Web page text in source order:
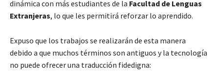
dinámica con más estudiantes de la Facultad de Lenguas
Extranjeras, lo que les permitirá reforzar lo aprendido.
Expuso que los trabajos se realizarán de esta manera
debido a que muchos términos son antiguos y la tecnología
no puede ofrecer una traducción fidedigna: